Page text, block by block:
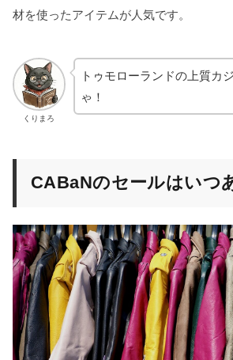
材を使ったアイテムが人気です。
くりまろ
トゥモローランドの上質カ
ゃ！
CABaNのセールはいつ